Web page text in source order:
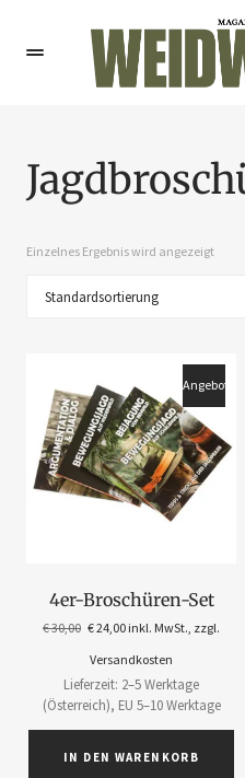
Einzelnes Ergebnis wird angezeigt
Angebot!
4er-Broschüren-Set
€30,00 €24,00 inkl. MwSt., zzgl.
Versandkosten
Lieferzeit: 2–5 Werktage
(Österreich), EU 5–10 Werktage
IN DEN WARENKORB